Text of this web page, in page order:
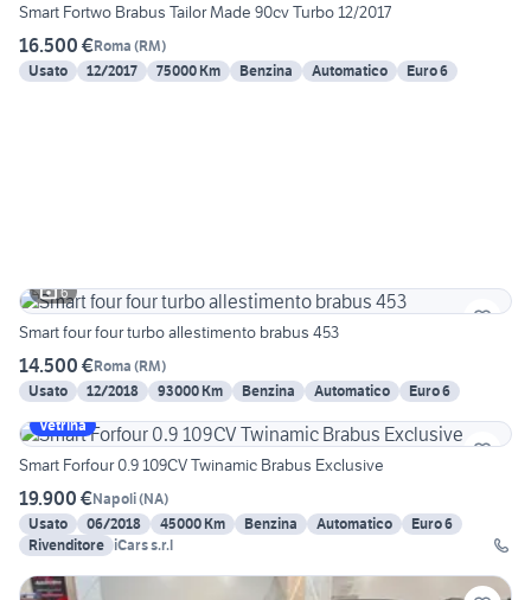
Smart Fortwo Brabus Tailor Made 90cv Turbo 12/2017
16.500 €Roma (RM)
Usato
12/2017 75000 Km Benzina Automatico Euro 6
6
Smart four four turbo allestimento brabus 453
14.500 €Roma (RM)
Usato
12/2018 93000 Km Benzina Automatico
Euro 6
Vetrina
Smart Forfour 0.9 109CV Twinamic Brabus Exclusive
19.900 €Napoli(NA)
Usato
06/2018 45000 Km Benzina Automatico
Euro 6
Rivenditore iCars s.r.l